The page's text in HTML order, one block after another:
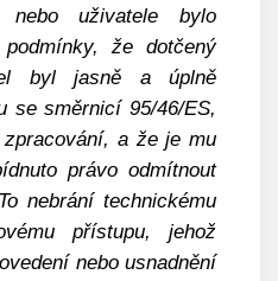
nebo uživatele bylo
že dotčený
byl jasně a úplně
se směrnicí 95/46/ES,
a že je mu
právo odmítnout
nebrání technickému
přístupu, jehož
nebo usnadnění